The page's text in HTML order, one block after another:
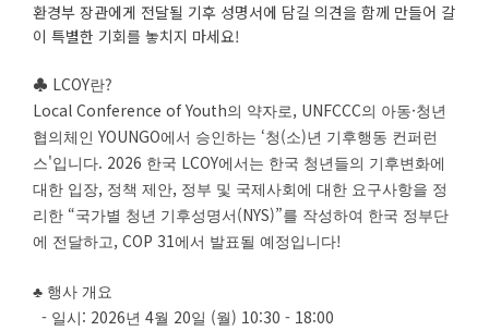
환경부 장관에게 전달될 기후 성명서에 담길 의견을 함께 만들어 갈
이 특별한 기회를 놓치지 마세요!
♣ LCOY란?
Local Conference of Youth의 약자로, UNFCCC의 아동·청년
협의체인 YOUNGO에서 승인하는 ‘청 (소)년 기후행동 컨퍼런
스'입니다. 2026 한국 LCOY에서는 한국 청년들의 기후변화에
대한 입장, 정책 제안, 정부 및 국제사회에 대한 요구사항을 정
리한 “국가별 청년 기후성명서 (NYS)”를 작성하여 한국 정부단
에 전달하고, COP 31에서 발표될 예정입니다!
♣ 행사 개요
- 일시 : 2026년 4월 20일 (월) 10:30 - 18:00